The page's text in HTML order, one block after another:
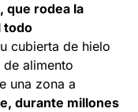
que rodea la
todo
cubierta de hielo
alimento
una zona a
durante millones